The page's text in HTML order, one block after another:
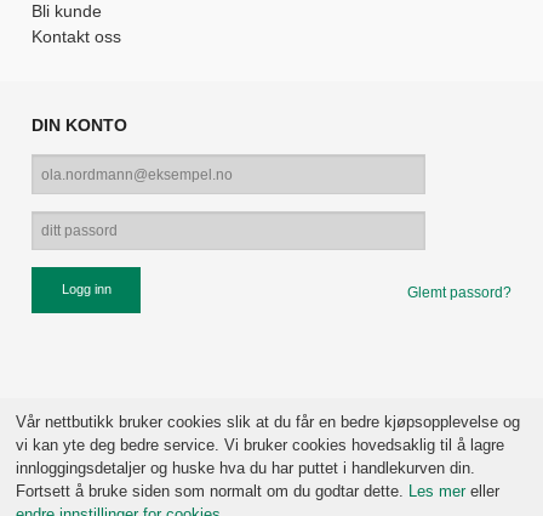
Bli kunde
Kontakt oss
DIN KONTO
Glemt passord?
Vår nettbutikk bruker cookies slik at du får en bedre kjøpsopplevelse og
vi kan yte deg bedre service. Vi bruker cookies hovedsaklig til å lagre
innloggingsdetaljer og huske hva du har puttet i handlekurven din.
Fortsett å bruke siden som normalt om du godtar dette. Les mereller